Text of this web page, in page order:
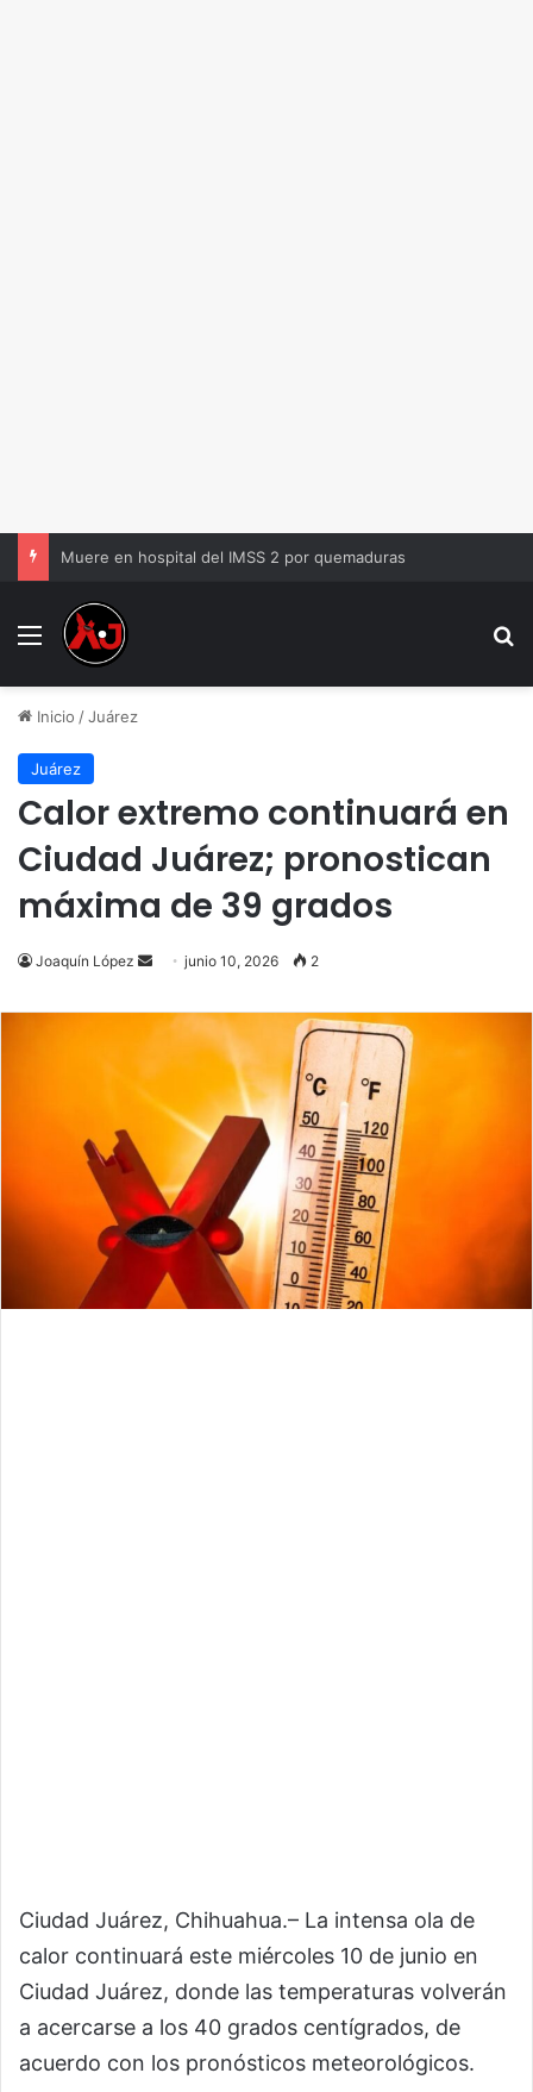
Muere en hospital del IMSS 2 por quemaduras
Menu
Inicio /Juárez
Juárez
Calor extremo continuará en
Ciudad Juárez; pronostican
máxima de 39 grados
Joaquín López
Send
email
junio 10, 2026 2
Ciudad Juárez, Chihuahua.– La intensa ola de
calor continuará este miércoles 10 de junio en
Ciudad Juárez, donde las temperaturas volverán
a acercarse a los 40 grados centígrados, de
acuerdo con los pronósticos meteorológicos.